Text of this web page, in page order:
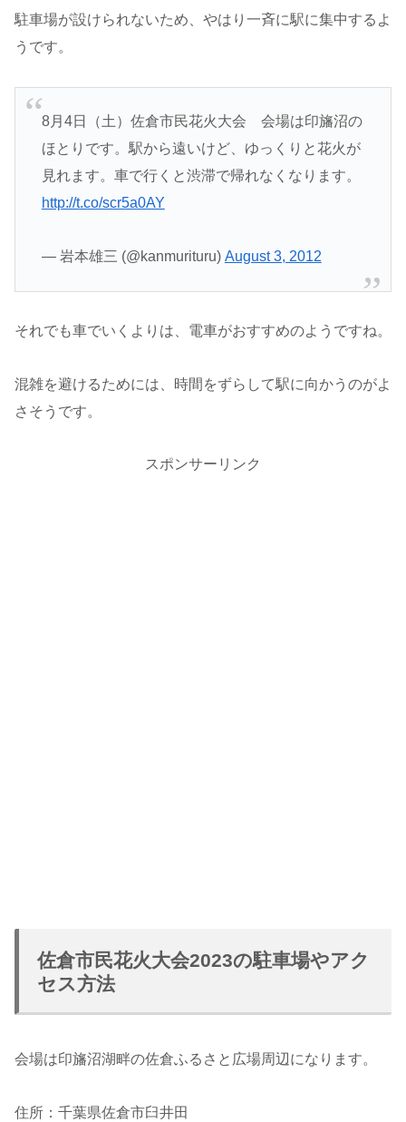
駐車場が設けられないため、やはり一斉に駅に集中するよ
うです。
8月4日（土）佐倉市民花火大会 会場は印旛沼の
ほとりです。駅から遠いけど、ゆっくりと花火が
見れます。車で行くと渋滞で帰れなくなります。
http://t.co/scr5a0AY
— 岩本雄三 (@kanmurituru) August 3, 2012
それでも車でいくよりは、電車がおすすめのようですね。
混雑を避けるためには、時間をずらして駅に向かうのがよ
さそうです。
スポンサーリンク
佐倉市民花火大会2023の駐車場やアク
セス方法
会場は印旛沼湖畔の佐倉ふるさと広場周辺になります。
住所：千葉県佐倉市臼井田